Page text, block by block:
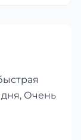
дня, Очень